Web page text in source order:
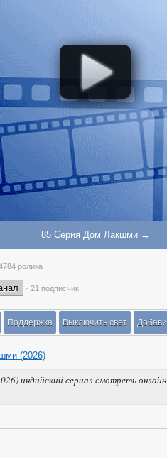
85 Серия Дом Лакшми →
ролика
· 21 подписчик
Поддержка Выключить свет
(2026)
индийский сериал смотреть онлайн